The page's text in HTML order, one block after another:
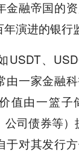
金融帝国的
演进的银行
USDT、
由一家金融
值由一篮子
公司债券等
对其发行方